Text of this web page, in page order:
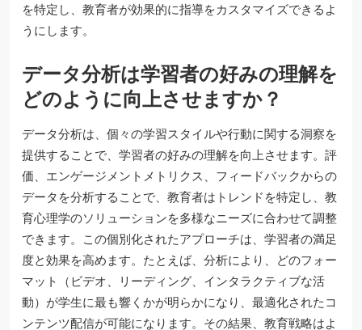
を特定し、教育者が効果的に指導をカスタマイズできるよ
うにします。
データ分析は学習者の好みの理解を
どのように向上させますか？
データ分析は、個々の学習スタイルや行動に関する洞察を
提供することで、学習者の好みの理解を向上させます。評
価、エンゲージメントメトリクス、フィードバックからの
データを分析することで、教育者はトレンドを特定し、教
育心理学のソリューションを多様なニーズに合わせて調整
できます。この個別化されたアプローチは、学習者の満足
度と効果を高めます。たとえば、分析により、どのフォー
マット（ビデオ、リーディング、インタラクティブな活
動）が学生に最も響くかが明らかになり、最適化されたコ
ンテンツ配信が可能になります。その結果、教育戦略はよ